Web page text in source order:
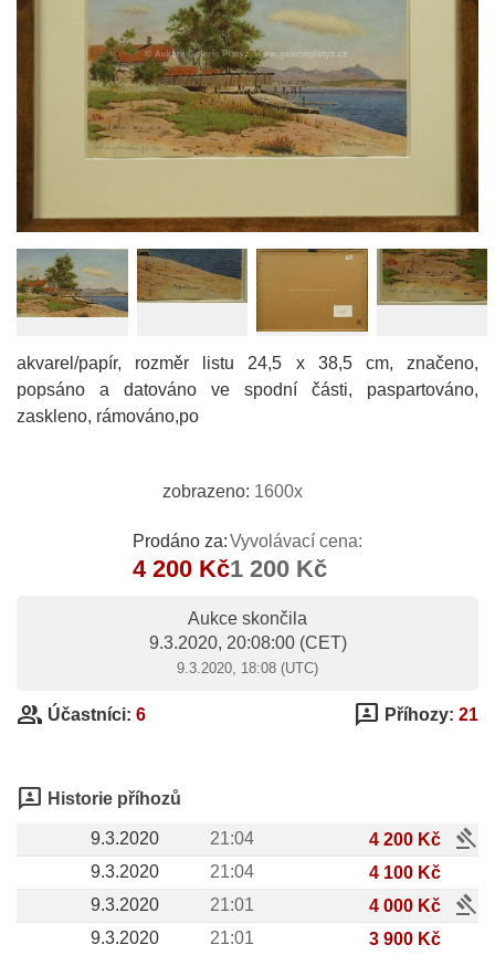
akvarel/papír, rozměr listu 24,5 x 38,5 cm, značeno,
popsáno a datováno ve spodní části, paspartováno,
zaskleno, rámováno,po
zobrazeno: 1600x
Prodáno za:
4 200 Kč
Vyvolávací cena:
1 200 Kč
Aukce skončila
9.3.2020, 20:08:00(CET)
9.3.2020, 18:08 (UTC)
group Účastníci: 6 3p Příhozy: 21
3p Historie příhozů
9.3.2020 21:04 4 200 Kč gavel
9.3.2020 21:04
4 100 Kč
9.3.2020
21:01 4 000 Kč gavel
9.3.2020 21:01
3 900 Kč